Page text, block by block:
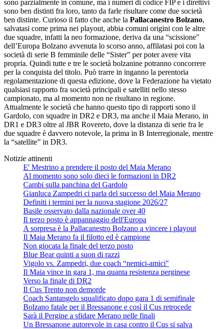
sono parzialmente in comune, ma i numeri di codice FIP e i direttivi
sono ben distinti fra loro, tanto da farle risultare come due società
ben distinte. Curioso il fatto che anche la Pallacanestro Bolzano,
salvatasi come prima nei playout, abbia comuni origini con le altre
due squadre, infatti la neo formazione, deriva da una “scissione"
dell’Europa Bolzano avvenuta lo scorso anno, affilatasi poi con la
società di serie B femminile delle “Sister” per poter avere vita
propria. Quindi tutte e tre le società bolzanine potranno concorrere
per la conquista del titolo. Può trarre in inganno la perentoria
regolamentazione di questa edizione, dove la Federazione ha vietato
qualsiasi rapporto fra società principali e satelliti nello stesso
campionato, ma al momento non ne risultano in regione.
Attualmente le società che hanno questo tipo di rapporti sono il
Gardolo, con squadre in DR2 e DR3, ma anche il Maia Merano, in
DR1 e DR3 oltre al JBR Rovereto, dove la distanza di serie fra le
due squadre è davvero notevole, la prima in B Interregionale, mentre
la “satellite” in DR3.
Notizie attinenti
E' Mestrino a prendere il posto del Maia Merano
Al momento sono solo dieci le formazioni in DR2
Cambi sulla panchina del Gardolo
Gianluca Zampedri ci parla del successo del Maia Merano
Definiti i termini per la nuova stagione 2026/27
Basile osservato dalla nazionale over 40
Il terzo posto è appannaggio dell'Europa
A sorpresa è la Pallacanestro Bolzano a vincere i playout
Il Maia Merano fa il filotto ed è campione
Non giocata la finale del terzo posto
Blue Bear quinti a suon di razzi
Vigolo vs. Zampedri, due coach “nemici-amici"
Il Maia vince in gara 1, ma quanta resistenza perginese
Verso la finale di DR2
Il Cus Trento non demorde
Coach Santangelo squalificato dopo gara 1 di semifinale
Bolzano fatale per il Bressanone e così il Cus retrocede
Sarà il Pergine a sfidare Merano nelle finali
Un Bressanone autorevole in casa contro il Cus si salva